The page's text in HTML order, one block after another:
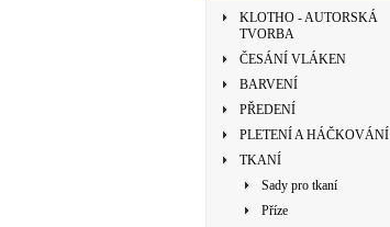
KLOTHO - AUTORSKÁ
TVORBA
ČESÁNÍ VLÁKEN
BARVENÍ
PŘEDENÍ
PLETENÍ A HÁČKOVÁNÍ
TKANÍ
Sady pro tkaní
Příze